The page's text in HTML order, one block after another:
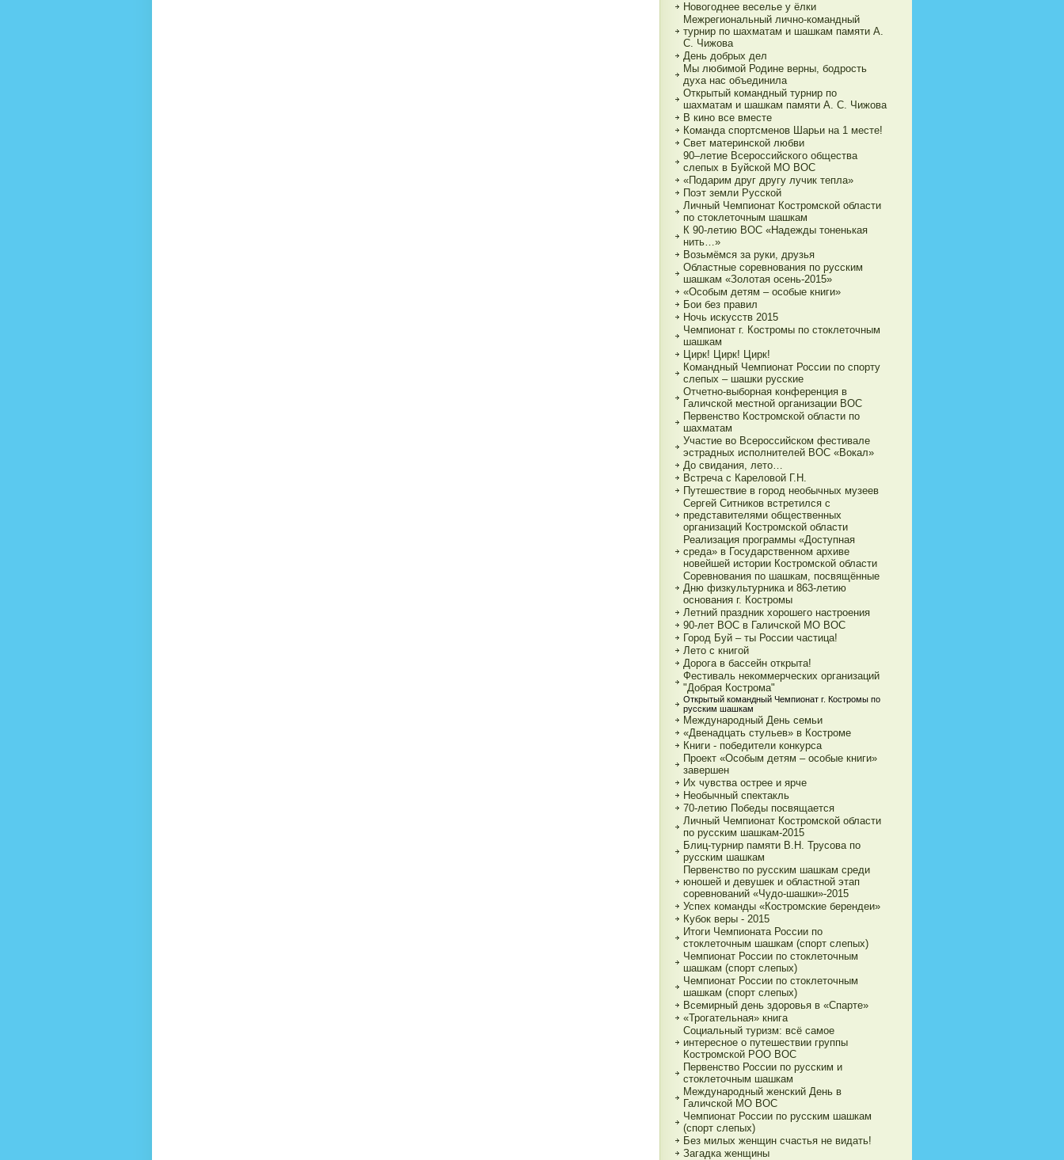
Новогоднее веселье у ёлки
Межрегиональный лично-командный
турнир по шахматам и шашкам памяти А.
С. Чижова
День добрых дел
Мы любимой Родине верны, бодрость
духа нас объединила
Открытый командный турнир по
шахматам и шашкам памяти А. С. Чижова
В кино все вместе
Команда спортсменов Шарьи на 1 месте!
Свет материнской любви
90–летие Всероссийского общества
слепых в Буйской МО ВОС
«Подарим друг другу лучик тепла»
Поэт земли Русской
Личный Чемпионат Костромской области
по стоклеточным шашкам
К 90-летию ВОС «Надежды тоненькая
нить…»
Возьмёмся за руки, друзья
Областные соревнования по русским
шашкам «Золотая осень-2015»
«Особым детям – особые книги»
Бои без правил
Ночь искусств 2015
Чемпионат г. Костромы по стоклеточным
шашкам
Цирк! Цирк! Цирк!
Командный Чемпионат России по спорту
слепых – шашки русские
Отчетно-выборная конференция в
Галичской местной организации ВОС
Первенство Костромской области по
шахматам
Участие во Всероссийском фестивале
эстрадных исполнителей ВОС «Вокал»
До свидания, лето…
Встреча с Кареловой Г.Н.
Путешествие в город необычных музеев
Сергей Ситников встретился с
представителями общественных
организаций Костромской области
Реализация программы «Доступная
среда» в Государственном архиве
новейшей истории Костромской области
Соревнования по шашкам, посвящённые
Дню физкультурника и 863-летию
основания г. Костромы
Летний праздник хорошего настроения
90-лет ВОС в Галичской МО ВОС
Город Буй – ты России частица!
Лето с книгой
Дорога в бассейн открыта!
Фестиваль некоммерческих организаций
"Добрая Кострома"
Открытый командный Чемпионат г. Костромы по
русским шашкам
Международный День семьи
«Двенадцать стульев» в Костроме
Книги - победители конкурса
Проект «Особым детям – особые книги»
завершен
Их чувства острее и ярче
Необычный спектакль
70-летию Победы посвящается
Личный Чемпионат Костромской области
по русским шашкам-2015
Блиц-турнир памяти В.Н. Трусова по
русским шашкам
Первенство по русским шашкам среди
юношей и девушек и областной этап
соревнований «Чудо-шашки»-2015
Успех команды «Костромские берендеи»
Кубок веры - 2015
Итоги Чемпионата России по
стоклеточным шашкам (спорт слепых)
Чемпионат России по стоклеточным
шашкам (спорт слепых)
Чемпионат России по стоклеточным
шашкам (спорт слепых)
Всемирный день здоровья в «Спарте»
«Трогательная» книга
Социальный туризм: всё самое
интересное о путешествии группы
Костромской РОО ВОС
Первенство России по русским и
стоклеточным шашкам
Международный женский День в
Галичской МО ВОС
Чемпионат России по русским шашкам
(спорт слепых)
Без милых женщин счастья не видать!
Загадка женщины